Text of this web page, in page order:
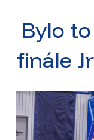
Bylo
finále